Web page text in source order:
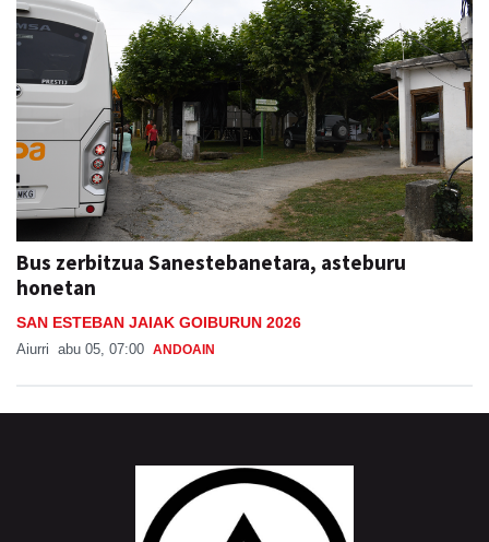
Bus zerbitzua Sanestebanetara, asteburu
honetan
SAN ESTEBAN JAIAK GOIBURUN 2026
Aiurri abu 05, 07:00 ANDOAIN